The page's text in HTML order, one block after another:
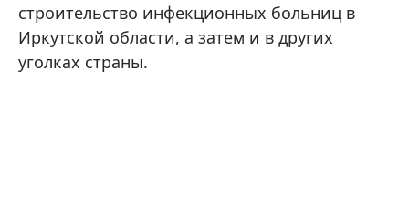
строительство инфекционных больниц в
Иркутской области, а затем и в других
уголках страны.